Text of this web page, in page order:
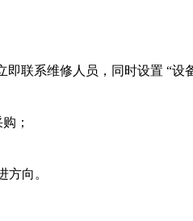
联系维修人员，同时设置 “设
；
向。